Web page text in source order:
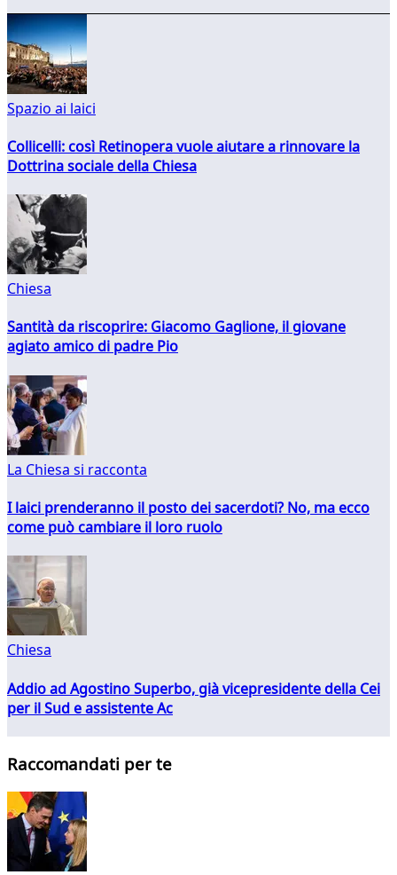
Spazio ai laici
Collicelli: così Retinopera vuole aiutare a rinnovare la
Dottrina sociale della Chiesa
Chiesa
Santità da riscoprire: Giacomo Gaglione, il giovane
agiato amico di padre Pio
La Chiesa si racconta
I laici prenderanno il posto dei sacerdoti? No, ma ecco
come può cambiare il loro ruolo
Chiesa
Addio ad Agostino Superbo, già vicepresidente della Cei
per il Sud e assistente Ac
Raccomandati per te